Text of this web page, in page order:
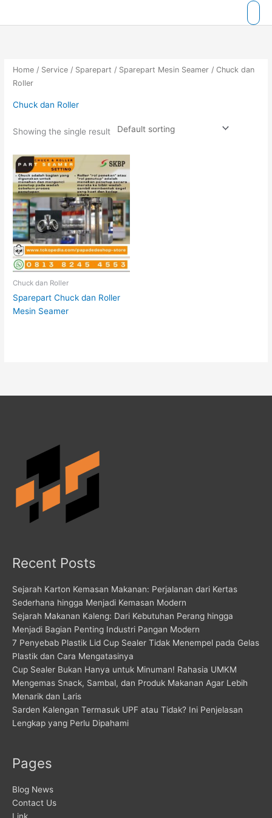
Home / Service / Sparepart / Sparepart Mesin Seamer / Chuck dan
Roller
Chuck dan Roller
Showing the single result
Chuck dan Roller
Sparepart Chuck dan Roller
Mesin Seamer
Recent Posts
Sejarah Karton Kemasan Makanan: Perjalanan dari Kertas
Sederhana hingga Menjadi Kemasan Modern
Sejarah Makanan Kaleng: Dari Kebutuhan Perang hingga
Menjadi Bagian Penting Industri Pangan Modern
7 Penyebab Plastik Lid Cup Sealer Tidak Menempel pada Gelas
Plastik dan Cara Mengatasinya
Cup Sealer Bukan Hanya untuk Minuman! Rahasia UMKM
Mengemas Snack, Sambal, dan Produk Makanan Agar Lebih
Menarik dan Laris
Sarden Kalengan Termasuk UPF atau Tidak? Ini Penjelasan
Lengkap yang Perlu Dipahami
Pages
Blog News
Contact Us
Link